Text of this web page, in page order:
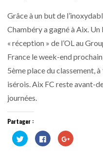
Grâce à un but de
Chambéry a gagné à Aix.
« réception » de l’OL au
France le week-end
5ème place du classement,
isérois. Aix FC reste avant-
journées.
Partager :
Cliquez
pour
partager
Cliquez
pour
partager
Cliquez
pour